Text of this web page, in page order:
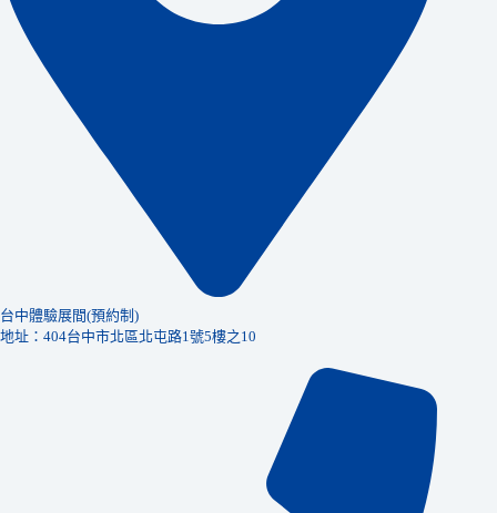
台中體驗展間(預約制)
地址：404台中市北區北屯路1號5樓之10